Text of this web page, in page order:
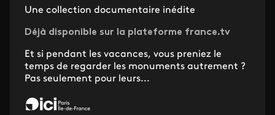
Une collection documentaire inédite
Déjà disponible sur la plateforme france.tv
Et si pendant les vacances, vous preniez le
temps de regarder les monuments autrement ?
Pas seulement pour leurs...